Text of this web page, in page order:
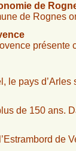
de
de Rognes
le pays
de 150 ans.